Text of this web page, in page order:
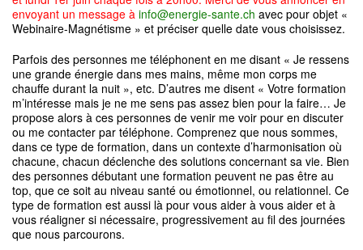
envoyant un message à info@energie-sante.ch avec pour objet «
Webinaire-Magnétisme » et préciser quelle date vous choisissez.
Parfois des personnes me téléphonent en me disant « Je ressens
une grande énergie dans mes mains, même mon corps me
chauffe durant la nuit », etc. D’autres me disent « Votre formation
m’intéresse mais je ne me sens pas assez bien pour la faire… Je
propose alors à ces personnes de venir me voir pour en discuter
ou me contacter par téléphone. Comprenez que nous sommes,
dans ce type de formation, dans un contexte d’harmonisation où
chacune, chacun déclenche des solutions concernant sa vie. Bien
des personnes débutant une formation peuvent ne pas être au
top, que ce soit au niveau santé ou émotionnel, ou relationnel. Ce
type de formation est aussi là pour vous aider à vous aider et à
vous réaligner si nécessaire, progressivement au fil des journées
que nous parcourons.